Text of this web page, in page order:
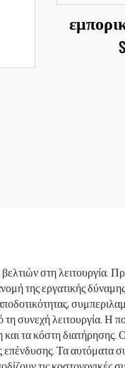
στη λειτουργία.
της εργατικής
συνεχή λειτουργία. Η
τα κόστη διατήρησης.
επένδυσης. Τα αυτόματα